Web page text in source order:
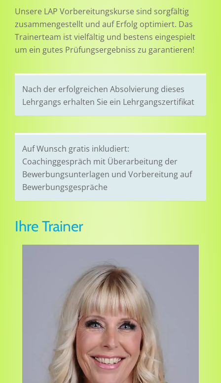
Unsere LAP Vorbereitungskurse sind sorgfältig
zusammengestellt und auf Erfolg optimiert. Das
Trainerteam ist vielfältig und bestens eingespielt
um ein gutes Prüfungsergebniss zu garantieren!
Nach der erfolgreichen Absolvierung dieses
Lehrgangs erhalten Sie ein Lehrgangszertifikat
Auf Wunsch gratis inkludiert:
Coachinggespräch mit Überarbeitung der
Bewerbungsunterlagen und Vorbereitung auf
Bewerbungsgespräche
Ihre Trainer